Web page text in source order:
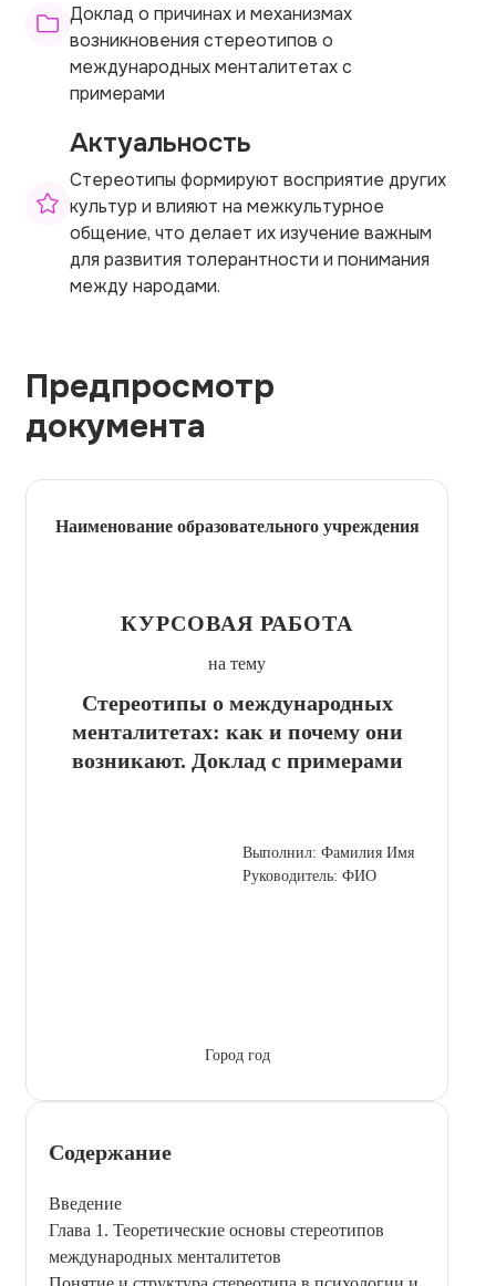
Доклад о причинах и механизмах
возникновения стереотипов о
международных менталитетах с
примерами
Актуальность
Стереотипы формируют восприятие других
культур и влияют на межкультурное
общение, что делает их изучение важным
для развития толерантности и понимания
между народами.
Предпросмотр
документа
Наименование образовательного учреждения
КУРСОВАЯ РАБОТА
на тему
Стереотипы о международных
менталитетах: как и почему они
возникают. Доклад с примерами
Выполнил: Фамилия Имя
Руководитель: ФИО
Город год
Содержание
Введение
Глава 1. Теоретические основы стереотипов
международных менталитетов